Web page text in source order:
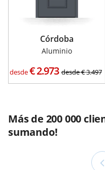
Córdoba
Aluminio
desde€2.973 desde€3.497
Más de 200 000
sumando!